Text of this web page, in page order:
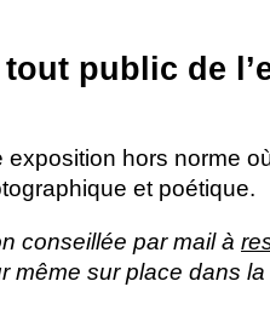
public de
exposition hors norme
et poétique.
conseillée par mail à
même sur place dans